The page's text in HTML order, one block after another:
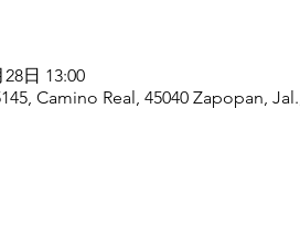
日 13:00
Camino Real, 45040 Zapopan,